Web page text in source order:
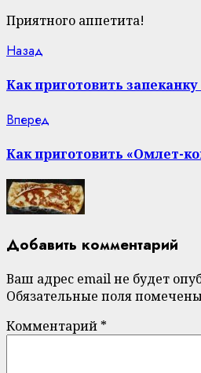
Приятного аппетита!
Continue
Reading
Назад
Как приготовить
Вперед
Как приготовить «Омлет-
Добавить комментарий
Ваш адрес email не будет
Обязательные поля
Комментарий *